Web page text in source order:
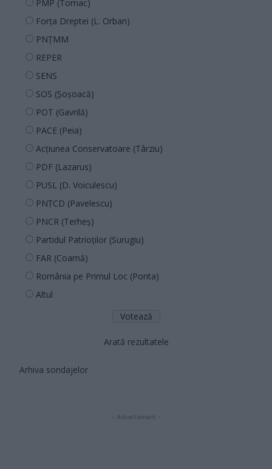
PMP (Tomac)
Forța Dreptei (L. Orban)
PNȚMM
REPER
SENS
SOS (Șoșoacă)
POT (Gavrilă)
PACE (Peia)
Acțiunea Conservatoare (Târziu)
PDF (Lazarus)
PUSL (D. Voiculescu)
PNȚCD (Pavelescu)
PNCR (Terheș)
Partidul Patrioților (Surugiu)
FAR (Coarnă)
România pe Primul Loc (Ponta)
Altul
Arată rezultatele
Arhiva sondajelor
- Advertisment -